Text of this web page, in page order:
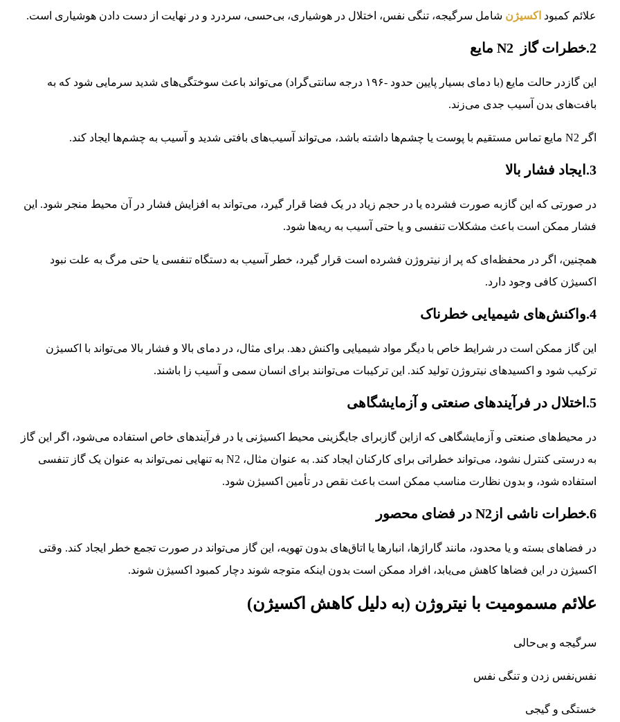
علائم کمبود اکسیژن شامل سرگیجه، تنگی نفس، اختلال در هوشیاری، بی‌حسی، سردرد و در نهایت از دست دادن هوشیاری است.
2.خطرات گاز N2 مایع
این گازدر حالت مایع (با دمای بسیار پایین حدود -۱۹۶ درجه سانتی‌گراد) می‌تواند باعث سوختگی‌های شدید سرمایی شود که به
بافت‌های بدن آسیب جدی می‌زند.
اگر N2 مایع تماس مستقیم با پوست یا چشم‌ها داشته باشد، می‌تواند آسیب‌های بافتی شدید و آسیب به چشم‌ها ایجاد کند.
3.ایجاد فشار بالا
در صورتی که این گازبه صورت فشرده یا در حجم زیاد در یک فضا قرار گیرد، می‌تواند به افزایش فشار در آن محیط منجر شود. این
فشار ممکن است باعث مشکلات تنفسی و یا حتی آسیب به ریه‌ها شود.
همچنین، اگر در محفظه‌ای که پر از نیتروژن فشرده است قرار گیرد، خطر آسیب به دستگاه تنفسی یا حتی مرگ به علت نبود
اکسیژن کافی وجود دارد.
4.واکنش‌های شیمیایی خطرناک
این گاز ممکن است در شرایط خاص با دیگر مواد شیمیایی واکنش دهد. برای مثال، در دمای بالا و فشار بالا می‌تواند با اکسیژن
ترکیب شود و اکسیدهای نیتروژن تولید کند. این ترکیبات می‌توانند برای انسان سمی و آسیب‌ زا باشند.
5.اختلال در فرآیندهای صنعتی و آزمایشگاهی
در محیط‌های صنعتی و آزمایشگاهی که ازاین گازبرای جایگزینی محیط اکسیژنی یا در فرآیندهای خاص استفاده می‌شود، اگر این گاز
به درستی کنترل نشود، می‌تواند خطراتی برای کارکنان ایجاد کند. به عنوان مثال، N2 به تنهایی نمی‌تواند به عنوان یک گاز تنفسی
استفاده شود، و بدون نظارت مناسب ممکن است باعث نقص در تأمین اکسیژن شود.
6.خطرات ناشی ازN2 در فضای محصور
در فضاهای بسته و یا محدود، مانند گاراژها، انبارها یا اتاق‌های بدون تهویه، این گاز می‌تواند در صورت تجمع خطر ایجاد کند. وقتی
اکسیژن در این فضاها کاهش می‌یابد، افراد ممکن است بدون اینکه متوجه شوند دچار کمبود اکسیژن شوند.
علائم مسمومیت با نیتروژن (به دلیل کاهش اکسیژن)
سرگیجه و بی‌حالی
نفس‌نفس زدن و تنگی نفس
خستگی و گیجی